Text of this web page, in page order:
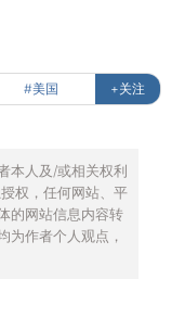
#美国 +关注
本人及/或相关权利
权，任何网站、平
的网站信息内容转
为作者个人观点，